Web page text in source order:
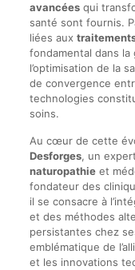
avancéesqui
santé sont fournis.
liées aux
fondamental dans la
l’optimisation de la
de convergence
technologies
soins.
Au cœur de cette
Desforges, un
naturopathieet
fondateur des
il se consacre à
et des méthodes
persistantes chez
emblématique de
et les innovations